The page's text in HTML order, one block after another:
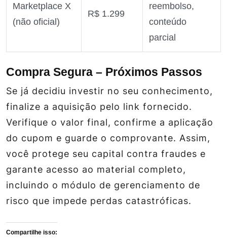
Marketplace X
(não oficial)
R$ 1.299
reembolso,
conteúdo
parcial
Compra Segura – Próximos Passos
Se já decidiu investir no seu conhecimento,
finalize a aquisição pelo link fornecido.
Verifique o valor final, confirme a aplicação
do cupom e guarde o comprovante. Assim,
você protege seu capital contra fraudes e
garante acesso ao material completo,
incluindo o módulo de gerenciamento de
risco que impede perdas catastróficas.
Compartilhe isso: